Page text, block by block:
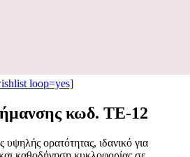
loop=yes]
κωδ. TE-12
ορατότητας, ιδανικό για